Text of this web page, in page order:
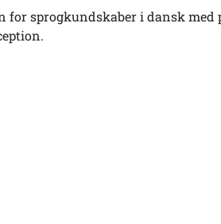
sprogkundskaber i dansk med